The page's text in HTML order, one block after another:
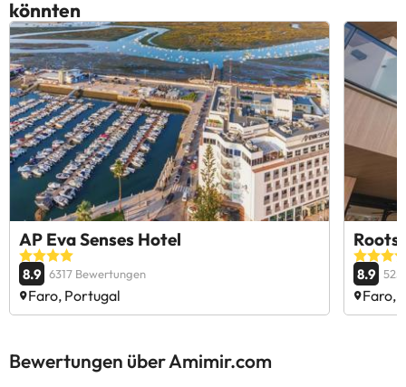
könnten
AP Eva Senses Hotel
8.9 6317 Bewertungen
Faro, Portugal
Roots
8.9
Faro,
Bewertungen über Amimir.com